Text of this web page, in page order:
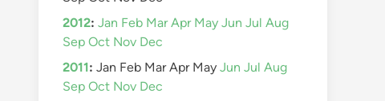
2012: Jan Feb Mar Apr May Jun Jul Aug
Sep Oct Nov Dec
2011: Jan Feb Mar Apr May Jun Jul Aug
Sep Oct Nov Dec